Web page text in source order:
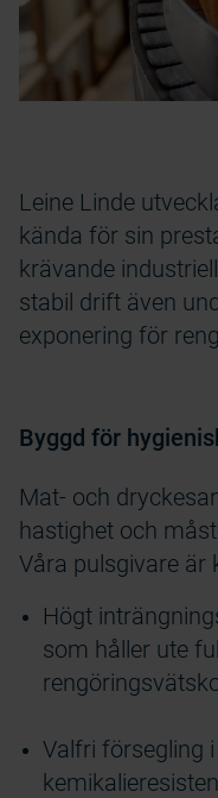
Leine Linde
kända för sin
krävande
stabil drift även
exponering för
Byggd för
Mat- och
hastighet och
Våra pulsgivare är
Högt
som håller ute
Valfri försegling